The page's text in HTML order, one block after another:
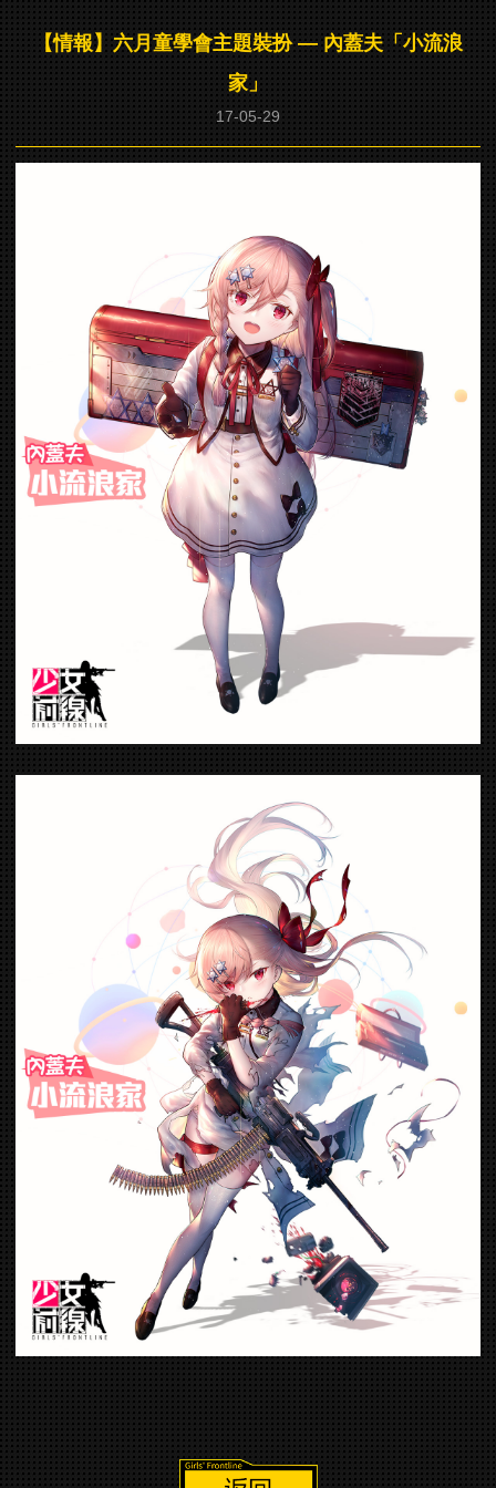
【情報】六月童學會主題裝扮 — 內蓋夫「小流浪
家」
17-05-29